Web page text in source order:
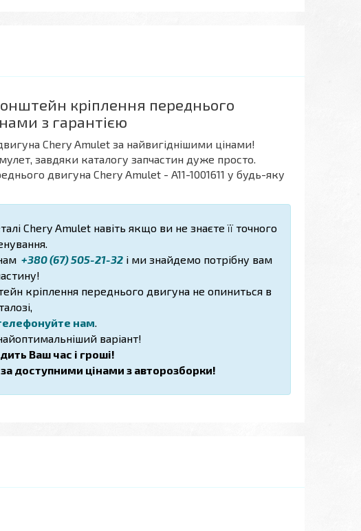
кріплення переднього
з гарантією
Chery Amulet за найвигіднішими цінами!
завдяки каталогу запчастин дуже просто.
двигуна Chery Amulet - A11-1001611 у будь-яку
Chery Amulet навіть якщо ви не знаєте її точного
+380 (67) 505-21-32 і ми знайдемо потрібну вам
кріплення переднього двигуна не опиниться в
нам.
варіант!
Ваш час і гроші!
доступними цінами з авторозборки!